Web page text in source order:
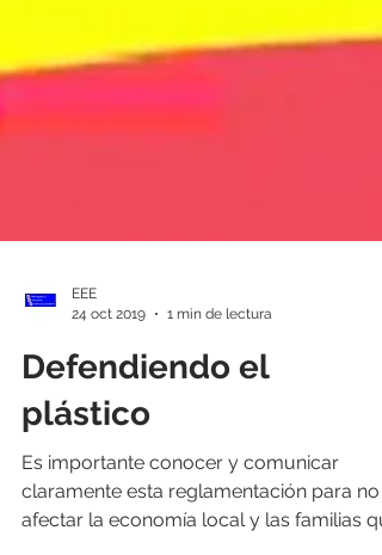
24 oct 2019
1 min de lectura
Defendiendo el
plástico
Es importante conocer y comunicar
claramente esta reglamentación para no